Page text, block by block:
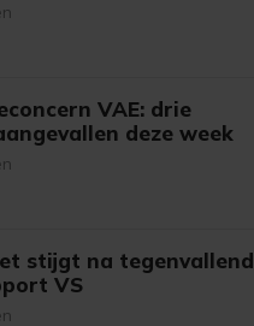
VAE: drie
deze week
stijgt na tegenvallend
VS